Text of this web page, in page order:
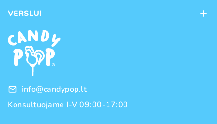
Naujienos
Prekių ženklai
Pristatymas
Prekių grąžinimas ir keitimas
Pirkimo taisyklės
Privatumo politika
VERSLUI
Franšizė
Didmeninė prekyba
info@candypop.lt
Konsultuojame I-V 09:00-17:00